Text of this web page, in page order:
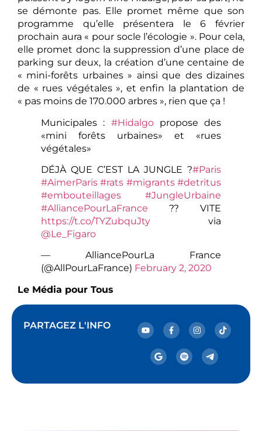
se démonte pas. Elle promet même que son
programme qu’elle présentera le 6 février
prochain aura « pour socle l’écologie ». Pour cela,
elle promet donc la suppression d’une place de
parking sur deux, la création d’une centaine de
« mini-forêts urbaines » ainsi que des dizaines
de « rues végétales », et enfin la plantation de
« pas moins de 170.000 arbres », rien que ça !
Municipales : #Hidalgopropose des
«mini forêts urbaines» et «rues
végétales»
DÉJÀ QUE C’EST LA JUNGLE ?#Paris
#AimerParis #rats #migrants #detritus
#embouteillages
#JungleUrbaine
#AlliancePourLaFrance ?? VITE
https://t.co/TYZubquJty via
@Le_Figaro
— AlliancePourLa France
(@AllPourLaFrance) February 2, 2020
Le Média pour Tous
PARTAGEZ L'INFO